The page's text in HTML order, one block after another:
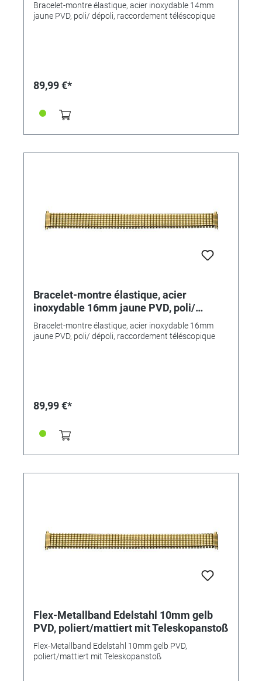
Bracelet-montre élastique, acier inoxydable 14mm
jaune PVD, poli/ dépoli, raccordement téléscopique
89,99 €*
Bracelet-montre élastique, acier
inoxydable 16mm jaune PVD, poli/
dépoli, raccordement téléscopique
Bracelet-montre élastique, acier inoxydable 16mm
jaune PVD, poli/ dépoli, raccordement téléscopique
89,99 €*
Flex-Metallband Edelstahl 10mm gelb
PVD, poliert/mattiert mit Teleskopanstoß
Flex-Metallband Edelstahl 10mm gelb PVD,
poliert/mattiert mit Teleskopanstoß